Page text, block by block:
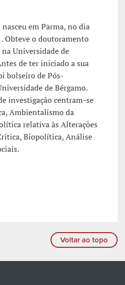
em Parma, no dia
Obteve o doutoramento
Universidade de
de ter iniciado a sua
bolseiro de Pós-
de Bérgamo.
investigação centram-se
Ambientalismo da
relativa às Alterações
Biopolítica, Análise
Voltar ao topo